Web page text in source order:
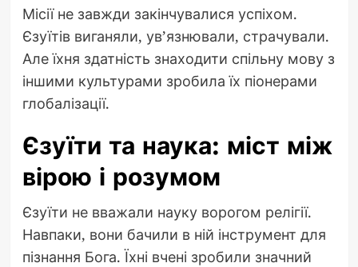
Місії не завжди закінчувалися успіхом.
Єзуїтів виганяли, ув’язнювали, страчували.
Але їхня здатність знаходити спільну мову з
іншими культурами зробила їх піонерами
глобалізації.
Єзуїти та наука: міст між
вірою і розумом
Єзуїти не вважали науку ворогом релігії.
Навпаки, вони бачили в ній інструмент для
пізнання Бога. Їхні вчені зробили значний